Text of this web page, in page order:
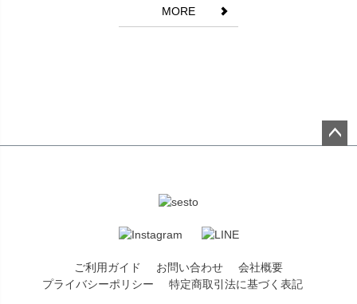
エナメル調の素材に関しましては表面に薄っすらと曇りが生じる
場合がございます。また商品によっては染料、接着剤などの匂い
生産時の過程上、フリル部分が左右対称でない場合や、柄の位置
が左右対称でなかったり商品によって柄の位置が異なる箇所がご
商品画像の色味について
商品画像はできる限り実物に近い色調整を行っておりますが屋外
での撮影・ライトのあたり具合、パソコンやスマートフォンでの
環境の違いによって見え方が異なる場合がございます。
MORE
ご利用ガイド お問い合わせ
会社概要
プライバシーポリシー
特定商取引法に基づく表記